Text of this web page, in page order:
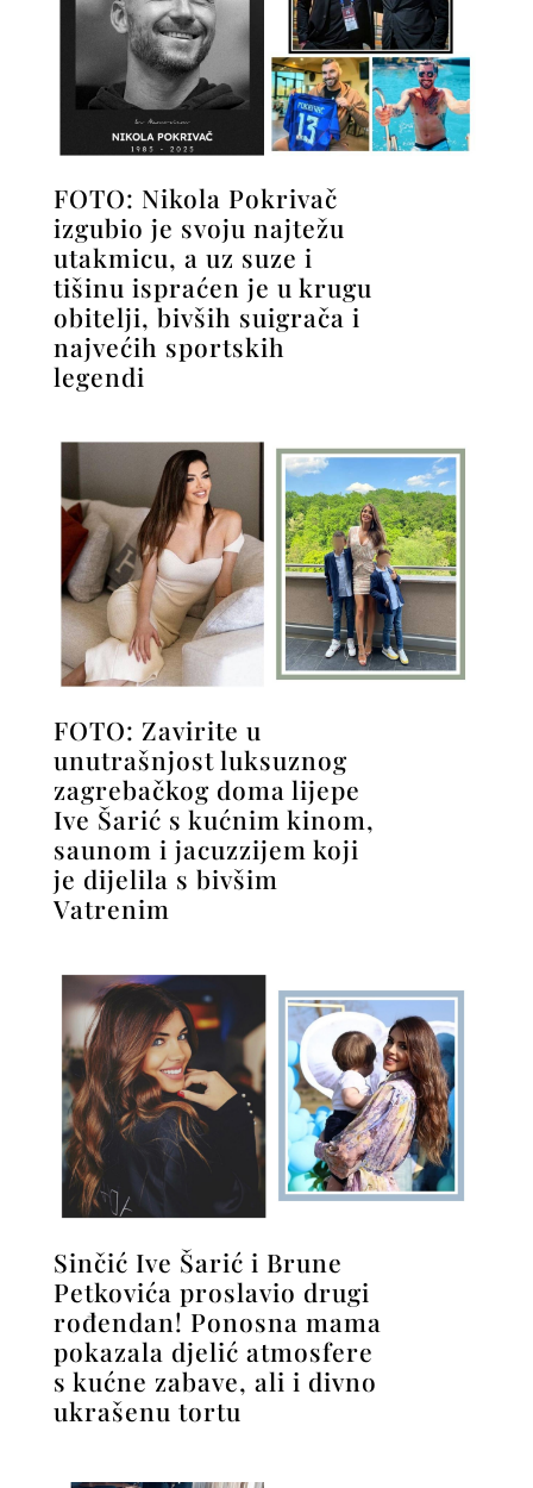
FOTO: Nikola Pokrivač
izgubio je svoju najtežu
utakmicu, a uz suze i
tišinu ispraćen je u krugu
obitelji, bivših suigrača i
najvećih sportskih
legendi
FOTO: Zavirite u
unutrašnjost luksuznog
zagrebačkog doma lijepe
Ive Šarić s kućnim kinom,
saunom i jacuzzijem koji
je dijelila s bivšim
Vatrenim
Sinčić Ive Šarić i Brune
Petkovića proslavio drugi
rođendan! Ponosna mama
pokazala djelić atmosfere
s kućne zabave, ali i divno
ukrašenu tortu